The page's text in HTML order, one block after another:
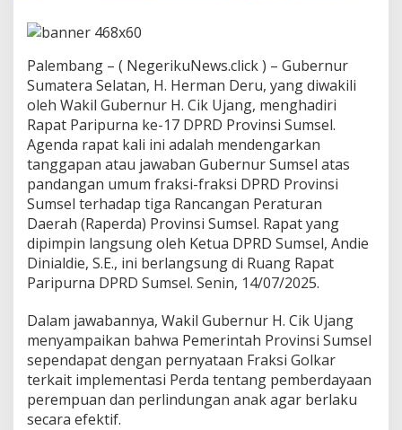
u
r
d
a
r
i
W
a
u
b
C
i
k
U
a
n
g
,
3
R
Palembang – ( NegerikuNews.click ) – Gubernur
Sumatera Selatan, H. Herman Deru, yang diwakili
oleh Wakil Gubernur H. Cik Ujang, menghadiri
Rapat Paripurna ke-17 DPRD Provinsi Sumsel.
Agenda rapat kali ini adalah mendengarkan
tanggapan atau jawaban Gubernur Sumsel atas
pandangan umum fraksi-fraksi DPRD Provinsi
Sumsel terhadap tiga Rancangan Peraturan
Daerah (Raperda) Provinsi Sumsel. Rapat yang
dipimpin langsung oleh Ketua DPRD Sumsel, Andie
Dinialdie, S.E., ini berlangsung di Ruang Rapat
Paripurna DPRD Sumsel. Senin, 14/07/2025.
Dalam jawabannya, Wakil Gubernur H. Cik Ujang
menyampaikan bahwa Pemerintah Provinsi Sumsel
sependapat dengan pernyataan Fraksi Golkar
terkait implementasi Perda tentang pemberdayaan
perempuan dan perlindungan anak agar berlaku
secara efektif.